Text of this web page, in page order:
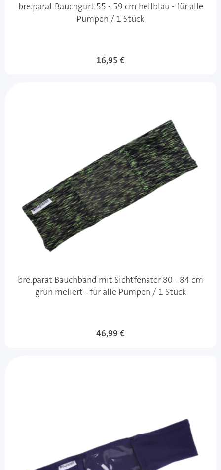
bre.parat Bauchgurt 55 - 59 cm hellblau - für alle
Pumpen / 1 Stück
16,95 €
bre.parat Bauchband mit Sichtfenster 80 - 84 cm
grün meliert - für alle Pumpen / 1 Stück
46,99 €